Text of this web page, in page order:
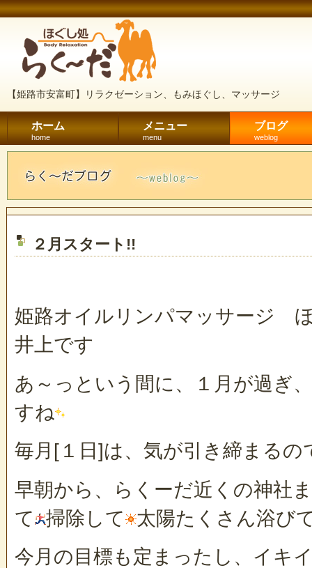
【姫路市安富町】リラクゼーション、もみほぐし、マッサージ
ホーム
home
メニュー
menu
ブログ
weblog
２月スタート!!
姫路オイルリンパマッサージ
井上です
あ～っという間に、１月が過ぎ
すね
毎月[１日]は、気が引き締まるの
早朝から、らくーだ近くの神社
て
掃除して
太陽たくさん浴び
今月の目標も定まったし、イキ